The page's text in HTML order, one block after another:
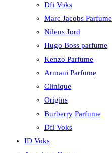
Dfi Voks
Marc Jacobs Parfume
Nilens Jord
Hugo Boss parfume
Kenzo Parfume
Armani Parfume
Clinique
Origins
Burberry Parfume
Dfi Voks
ID Voks